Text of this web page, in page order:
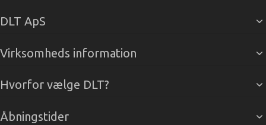
DLT ApS
Virksomheds information
Hvorfor vælge DLT?
Åbningstider